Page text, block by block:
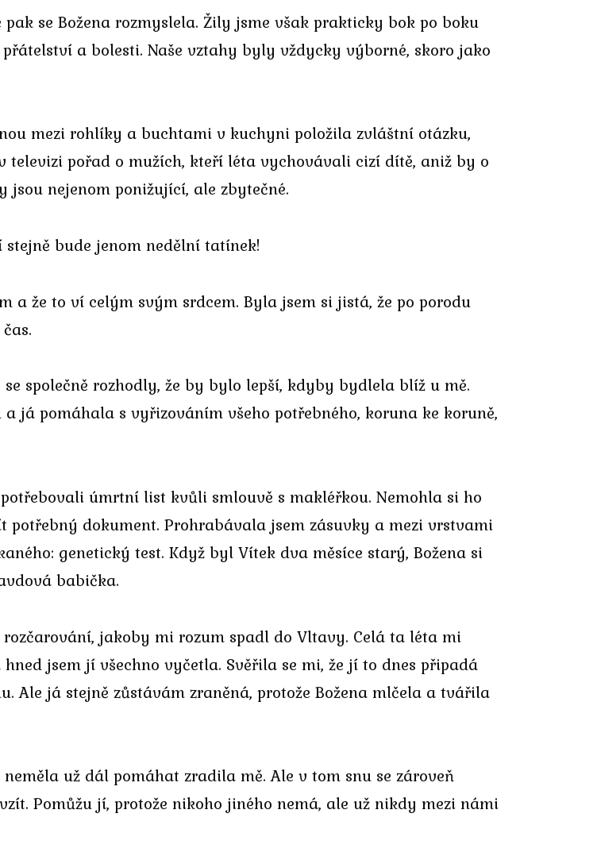
se Božena rozmyslela. Žily jsme však prakticky bok po boku
a bolesti. Naše vztahy byly vždycky výborné, skoro jako
mezi rohlíky a buchtami v kuchyni položila zvláštní otázku,
pořad o mužích, kteří léta vychovávali cizí dítě, aniž by o
nejenom ponižující, ale zbytečné.
bude jenom nedělní tatínek!
a že to ví celým svým srdcem. Byla jsem si jistá, že po porodu
společně rozhodly, že by bylo lepší, kdyby bydlela blíž u mě.
já pomáhala s vyřizováním všeho potřebného, koruna ke koruně,
úmrtní list kvůli smlouvě s makléřkou. Nemohla si ho
dokument. Prohrabávala jsem zásuvky a mezi vrstvami
genetický test. Když byl Vítek dva měsíce starý, Božena si
babička.
jakoby mi rozum spadl do Vltavy. Celá ta léta mi
jsem jí všechno vyčetla. Svěřila se mi, že jí to dnes připadá
Ale já stejně zůstávám zraněná, protože Božena mlčela a tvářila
už dál pomáhat zradila mě. Ale v tom snu se zároveň
Pomůžu jí, protože nikoho jiného nemá, ale už nikdy mezi námi